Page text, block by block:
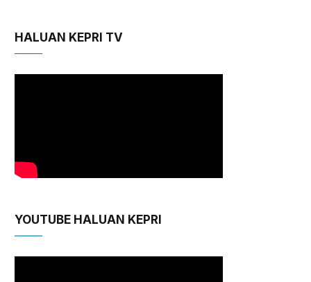
HALUAN KEPRI TV
YOUTUBE HALUAN KEPRI